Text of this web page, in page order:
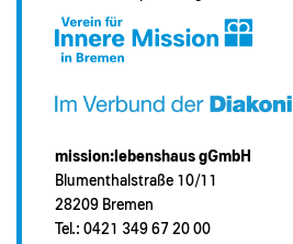
mission:lebenshaus gGmbH
Blumenthalstraße 10/11
28209 Bremen
Tel.: 0421 349 67 20 00